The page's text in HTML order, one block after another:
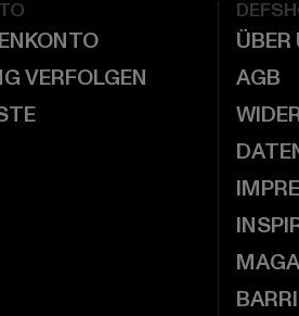
VERFOLGEN
ÜBER
AGB